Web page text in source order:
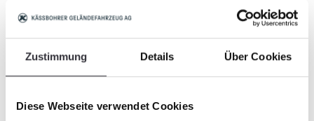
Zustimmung Details Über Cookies
Diese Webseite verwendet Cookies